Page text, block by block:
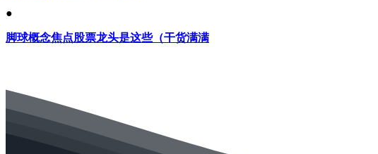
●
脚球概念焦点股票龙头是这些（干货满满